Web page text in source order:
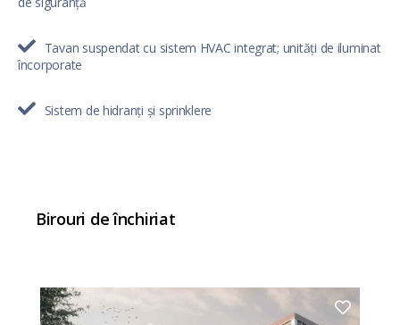
Tavan suspendat cu sistem HVAC integrat; unități de iluminat
încorporate
Sistem de hidranți și sprinklere
Birouri de închiriat